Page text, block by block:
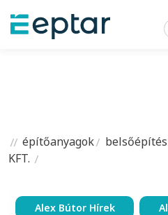
építőanyagok
KFT.
Alex Bútor Hírek